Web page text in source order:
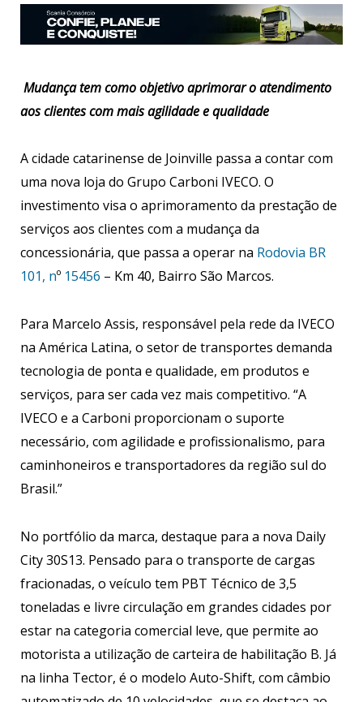
Mudança tem como objetivo aprimorar o atendimento
aos clientes com mais agilidade e qualidade
A cidade catarinense de Joinville passa a contar com
uma nova loja do Grupo Carboni IVECO. O
investimento visa o aprimoramento da prestação de
serviços aos clientes com a mudança da
concessionária, que passa a operar na Rodovia BR
101, nº 15456 – Km 40, Bairro São Marcos.
Para Marcelo Assis, responsável pela rede da IVECO
na América Latina, o setor de transportes demanda
tecnologia de ponta e qualidade, em produtos e
serviços, para ser cada vez mais competitivo. “A
IVECO e a Carboni proporcionam o suporte
necessário, com agilidade e profissionalismo, para
caminhoneiros e transportadores da região sul do
Brasil.”
No portfólio da marca, destaque para a nova Daily
City 30S13. Pensado para o transporte de cargas
fracionadas, o veículo tem PBT Técnico de 3,5
toneladas e livre circulação em grandes cidades por
estar na categoria comercial leve, que permite ao
motorista a utilização de carteira de habilitação B. Já
na linha Tector, é o modelo Auto-Shift, com câmbio